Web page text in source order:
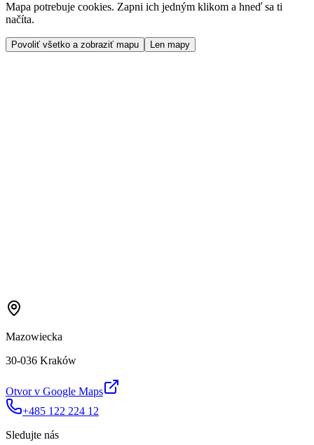
Mapa potrebuje cookies. Zapni ich jedným klikom a hneď sa ti
načíta.
Povoliť všetko a zobraziť mapu Len mapy
Mazowiecka
30-036 Kraków
Otvor v Google Maps
+485 122 224 12
Sledujte nás